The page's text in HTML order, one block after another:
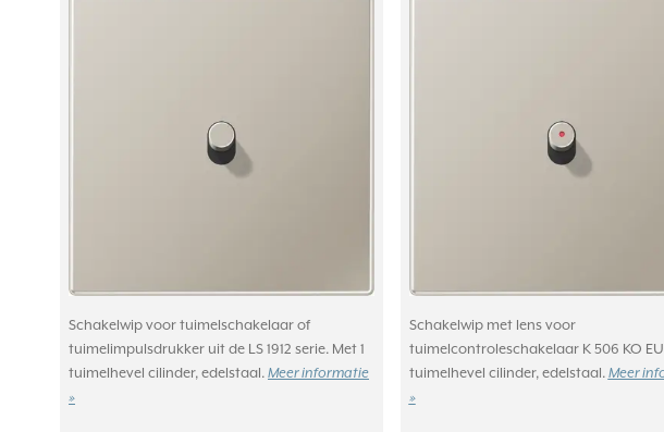
Schakelwip voor tuimelschakelaar of
tuimelimpulsdrukker uit de LS 1912 serie. Met 1
tuimelhevel cilinder, edelstaal. Meer informatie
»
Schakelwip met lens voor
tuimelcontroleschakelaar K 506 KO
tuimelhevel cilinder, edelstaal. Meer
»